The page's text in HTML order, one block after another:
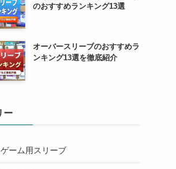
のおすすめランキング13選
オーバースリーブのおすすめラ
ンキング13選を徹底紹介
ー
ーム用スリーブ